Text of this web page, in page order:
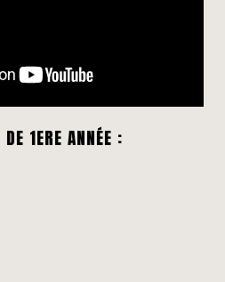
1ERE ANNÉE :